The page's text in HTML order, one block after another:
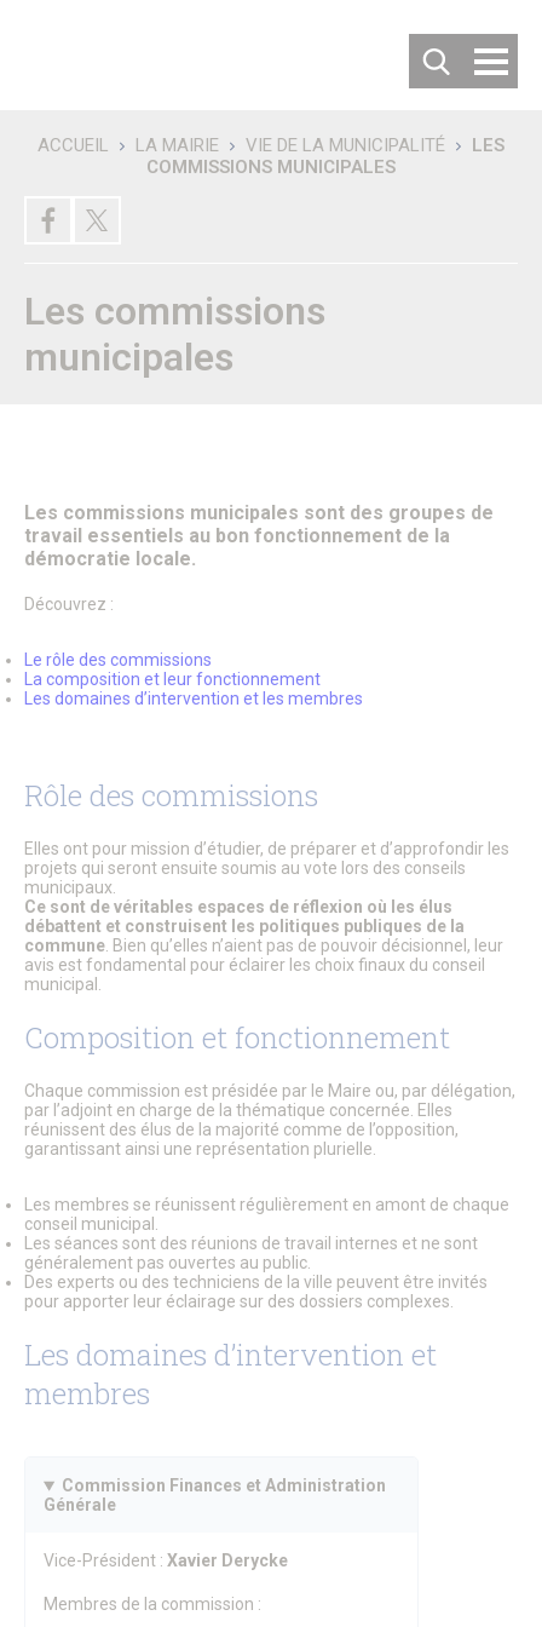
Villes jumelées
Les 50 ans du Jumelage avec Langenfeld
Carte d’identité de la ville
Habiter ou Visiter Senlis
S’implanter à Senlis
Patrimoine & Histoire
Senlis, son histoire
Patrimoine architectural
Les journées Européennes du Patrimoine
Fonds de dotation
Senlis, ville connectée
Senlis Ensemble
FOCUS – Le Pays d’Art et d’Histoire
PARCOURS – Sur les traces de la Grande Guerre
Lettre aux Senlisiens
Passeport du civisme
Signaler un problème de distribution
LA MAIRIE
Discours du Maire
Les élus
Le Conseil Municipal
Affichage Légal
Finances
Les commissions municipales
Senlis soutient le GHPSO
Soutien aux Ukrainiens
Cérémonies commémoratives
Les cérémonies des Vœux
Senlis, ville en projets
Pôle d’Échange Multimodal (PEM)
Restauration du Château Royal de Senlis
Voyage au temps des premiers Rois de France
L’ecoQuartier de la gare – Phase 2
L’ÉcoQuartier de la Gare – le chantier
Ville amie des enfants
Programmation des fonds européens – ITI
Recherche
ACCUEIL LA MAIRIE VIE DE LA MUNICIPALITÉ
LES
COMMISSIONS MUNICIPALES
Les commissions
municipales
Les commissions municipales sont des groupes de
travail essentiels au bon fonctionnement de la
démocratie locale.
Découvrez :
Le rôle des commissions
La composition et leur fonctionnement
Les domaines d’intervention et les membres
Rôle des commissions
Elles ont pour mission d’étudier, de préparer et d’approfondir les
projets qui seront ensuite soumis au vote lors des conseils
municipaux.
Ce sont de véritables espaces de réflexion où les élus
débattent et construisent les politiques publiques de la
commune. Bien qu’elles n’aient pas de pouvoir décisionnel, leur
avis est fondamental pour éclairer les choix finaux du conseil
municipal.
Composition et fonctionnement
Chaque commission est présidée par le Maire ou, par délégation,
par l’adjoint en charge de la thématique concernée. Elles
réunissent des élus de la majorité comme de l’opposition,
garantissant ainsi une représentation plurielle.
Les membres se réunissent régulièrement en amont de chaque
conseil municipal.
Les séances sont des réunions de travail internes et ne sont
généralement pas ouvertes au public.
Des experts ou des techniciens de la ville peuvent être invités
pour apporter leur éclairage sur des dossiers complexes.
Les domaines d’intervention et
membres
Commission Finances et Administration
Générale
Vice-Président : Xavier Derycke
Membres de la commission :